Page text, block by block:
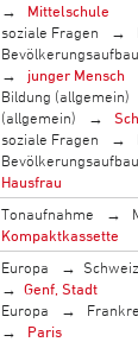
Mittelschule
soziale Fragen
Bevölkerungsaufbau
junger Mensch
Bildung (allgemein)
(allgemein)
soziale Fragen
Bevölkerungsaufbau
Hausfrau
Tonaufnahme
Kompaktkassette
Europa Schweiz
Genf, Stadt
Europa
Paris